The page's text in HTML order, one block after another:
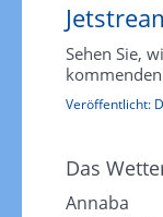
Sehen Sie,
Veröffentlicht:
Das
Annaba